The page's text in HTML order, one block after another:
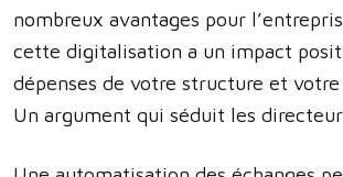
nombreux avantages pour
cette digitalisation a un impact
dépenses de votre structure et
Un argument qui séduit les